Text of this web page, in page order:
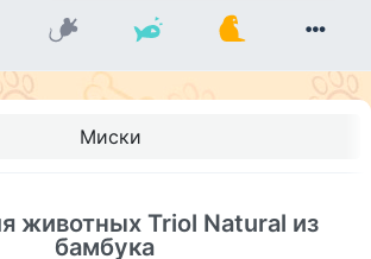
Миски
животных Triol Natural из
бамбука